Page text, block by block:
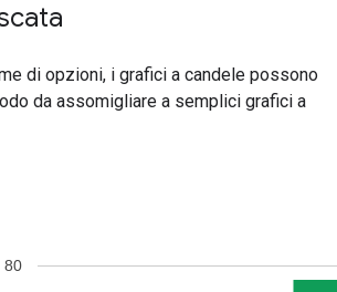
di opzioni, i grafici a candele possono
da assomigliare a semplici grafici a